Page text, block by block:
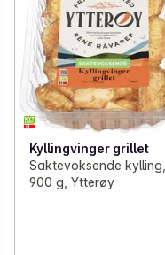
Kyllingvinger grillet
Saktevoksende kylling,
900 g, Ytterøy